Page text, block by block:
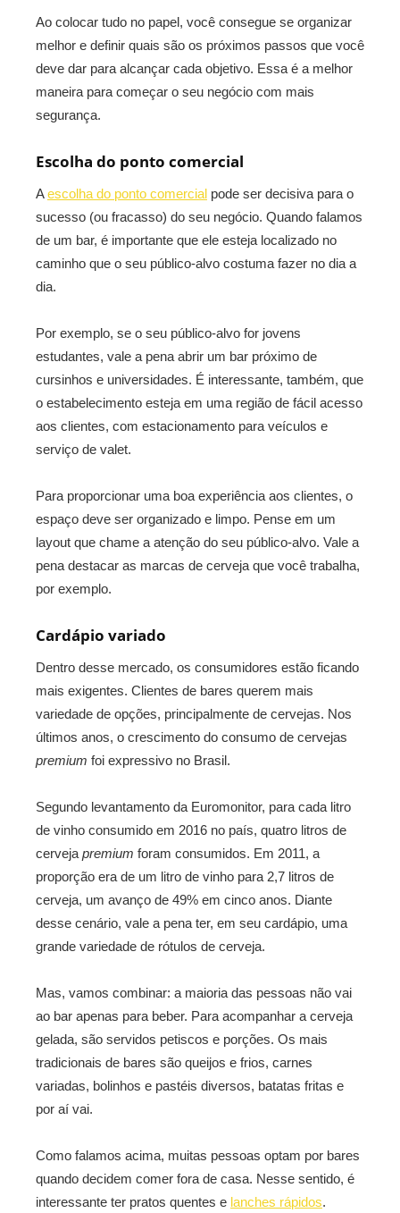
Ao colocar tudo no papel, você consegue se organizar
melhor e definir quais são os próximos passos que você
deve dar para alcançar cada objetivo. Essa é a melhor
maneira para começar o seu negócio com mais
segurança.
Escolha do ponto comercial
Aescolha do ponto comercial pode ser decisiva para o
sucesso (ou fracasso) do seu negócio. Quando falamos
de um bar, é importante que ele esteja localizado no
caminho que o seu público-alvo costuma fazer no dia a
dia.
Por exemplo, se o seu público-alvo for jovens
estudantes, vale a pena abrir um bar próximo de
cursinhos e universidades. É interessante, também, que
o estabelecimento esteja em uma região de fácil acesso
aos clientes, com estacionamento para veículos e
serviço de valet.
Para proporcionar uma boa experiência aos clientes, o
espaço deve ser organizado e limpo. Pense em um
layout que chame a atenção do seu público-alvo. Vale a
pena destacar as marcas de cerveja que você trabalha,
por exemplo.
Cardápio variado
Dentro desse mercado, os consumidores estão ficando
mais exigentes. Clientes de bares querem mais
variedade de opções, principalmente de cervejas. Nos
últimos anos, o crescimento do consumo de cervejas
premium foi expressivo no Brasil.
Segundo levantamento da Euromonitor, para cada litro
de vinho consumido em 2016 no país, quatro litros de
cerveja premium foram consumidos. Em 2011, a
proporção era de um litro de vinho para 2,7 litros de
cerveja, um avanço de 49% em cinco anos. Diante
desse cenário, vale a pena ter, em seu cardápio, uma
grande variedade de rótulos de cerveja.
Mas, vamos combinar: a maioria das pessoas não vai
ao bar apenas para beber. Para acompanhar a cerveja
gelada, são servidos petiscos e porções. Os mais
tradicionais de bares são queijos e frios, carnes
variadas, bolinhos e pastéis diversos, batatas fritas e
por aí vai.
Como falamos acima, muitas pessoas optam por bares
quando decidem comer fora de casa. Nesse sentido, é
interessante ter pratos quentes e lanches rápidos.